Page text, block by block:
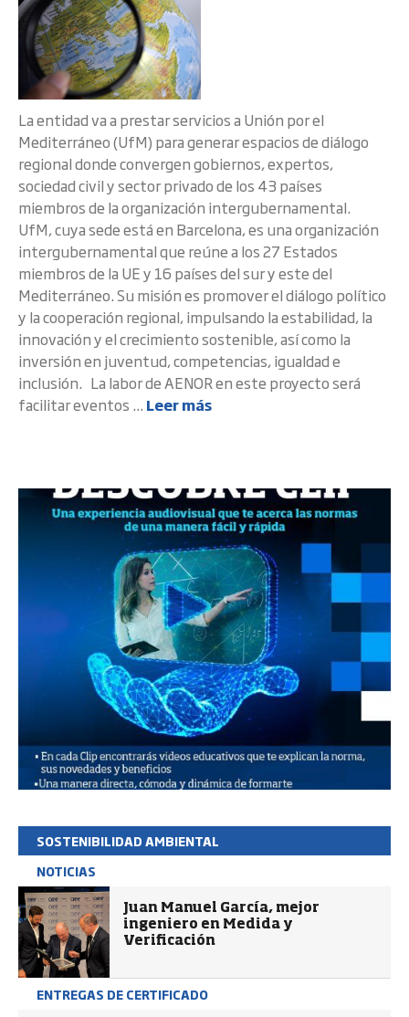
La entidad va a prestar servicios a Unión por el
Mediterráneo (UfM) para generar espacios de diálogo
regional donde convergen gobiernos, expertos,
sociedad civil y sector privado de los 43 países
miembros de la organización intergubernamental.
UfM, cuya sede está en Barcelona, es una organización
intergubernamental que reúne a los 27 Estados
miembros de la UE y 16 países del sur y este del
Mediterráneo. Su misión es promover el diálogo político
y la cooperación regional, impulsando la estabilidad, la
innovación y el crecimiento sostenible, así como la
inversión en juventud, competencias, igualdad e
inclusión. La labor de AENOR en este proyecto será
facilitar eventos ... Leer más
SOSTENIBILIDAD AMBIENTAL
NOTICIAS
Juan Manuel García, mejor
ingeniero en Medida y
Verificación
ENTREGAS DE CERTIFICADO